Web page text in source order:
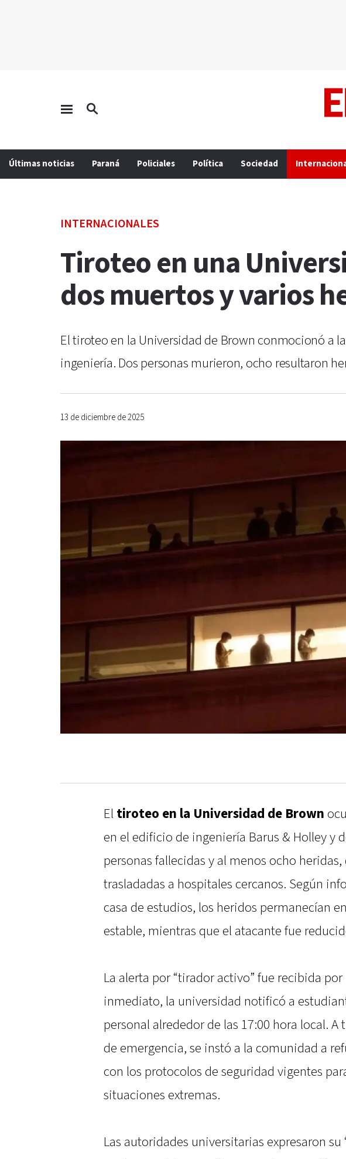
Últimas noticias Paraná Policiales Política Sociedad
INTERNACIONALES
Tiroteo en una
dos muertos y varios
El tiroteo en la Universidad de Brown conmocionó a
ingeniería. Dos personas murieron, ocho resultaron
13 de diciembre de 2025
El tiroteo en la Universidad de Brown
en el edificio de ingeniería Barus & Holley y
personas fallecidas y al menos ocho
trasladadas a hospitales cercanos. Según
casa de estudios, los heridos permanecían
estable, mientras que el atacante fue
La alerta por “tirador activo” fue recibida
inmediato, la universidad notificó a
personal alrededor de las 17:00 hora local. A
de emergencia, se instó a la comunidad a
con los protocolos de seguridad vigentes
situaciones extremas.
Las autoridades universitarias expresaron